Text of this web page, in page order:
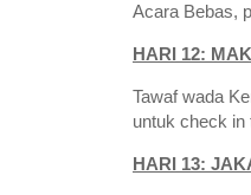
Acara Bebas,
HARI 12:
Tawaf wada
untuk check in
HARI 13: